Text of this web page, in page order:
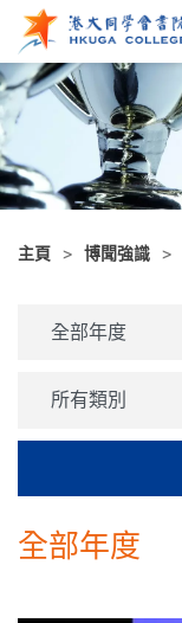
跳至主內容
主頁 博聞強識
全部年度
全部年度
分類
所有類別